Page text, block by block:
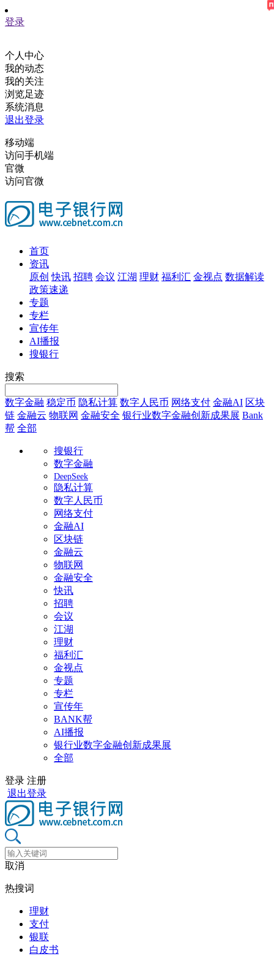
登录
个人中心
我的动态
我的关注
浏览足迹
系统消息
退出登录
移动端
访问手机端
官微
访问官微
首页
资讯
原创 快讯 招聘 会议 江湖 理财 福利汇 金视点 数据解读
政策速递
专题
专栏
宣传年
AI播报
搜银行
搜索
数字金融 稳定币 隐私计算 数字人民币 网络支付 金融AI 区块
链 金融云 物联网 金融安全 银行业数字金融创新成果展 Bank
帮 全部
搜银行
数字金融
DeepSeek
隐私计算
数字人民币
网络支付
金融AI
区块链
金融云
物联网
金融安全
快讯
招聘
会议
江湖
理财
福利汇
金视点
专题
专栏
宣传年
BANK帮
AI播报
银行业数字金融创新成果展
全部
登录 注册
退出登录
取消
热搜词
理财
支付
银联
白皮书